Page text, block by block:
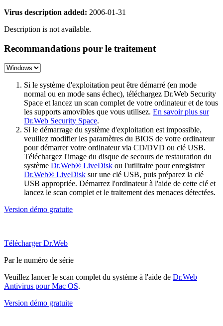
Virus description added: 2006-01-31
Description is not available.
Recommandations pour le traitement
Si le système d'exploitation peut être démarré (en mode
normal ou en mode sans échec), téléchargez Dr.Web Security
Space et lancez un scan complet de votre ordinateur et de tous
les supports amovibles que vous utilisez. En savoir plus sur
Dr.Web Security Space.
Si le démarrage du système d'exploitation est impossible,
veuillez modifier les paramètres du BIOS de votre ordinateur
pour démarrer votre ordinateur via CD/DVD ou clé USB.
Téléchargez l'image du disque de secours de restauration du
système Dr.Web® LiveDisk ou l'utilitaire pour enregistrer
Dr.Web® LiveDisk sur une clé USB, puis préparez la clé
USB appropriée. Démarrez l'ordinateur à l'aide de cette clé et
lancez le scan complet et le traitement des menaces détectées.
Version démo gratuite
Télécharger Dr.Web
Par le numéro de série
Veuillez lancer le scan complet du système à l'aide de Dr.Web
Antivirus pour Mac OS.
Version démo gratuite